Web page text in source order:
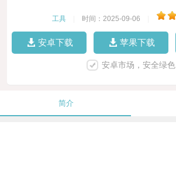
工具 时间：2025-09-06
安卓下载 苹果下载
安卓市场，安全绿色
简介